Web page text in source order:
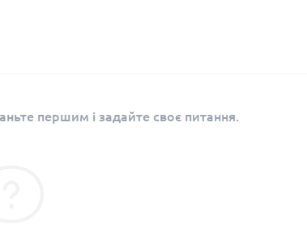
першим і задайте своє питання.